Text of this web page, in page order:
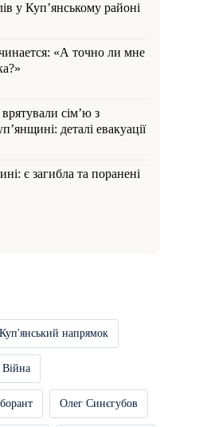
у Куп’янському районі
«А точно ли мне
сім’ю з
деталі евакуації
є загибла та поранені
Куп'янський напрямок
Війна
Олег Синєгубов